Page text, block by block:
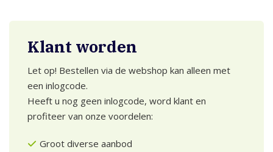
Klant worden
Let op! Bestellen via de webshop kan alleen met
een inlogcode.
Heeft u nog geen inlogcode, word klant en
profiteer van onze voordelen:
Groot diverse aanbod